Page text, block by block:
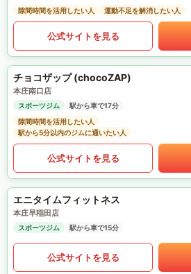
隙間時間を活用したい人
運動不足を解消したい人
公式サイトを見る
チョコザップ (chocoZAP)
本庄南口店
スポーツジム
駅から車で17分
隙間時間を活用したい人
駅から5分以内のジムに通いたい人
公式サイトを見る
エニタイムフィットネス
本庄早稲田店
スポーツジム 駅から車で15分
公式サイトを見る